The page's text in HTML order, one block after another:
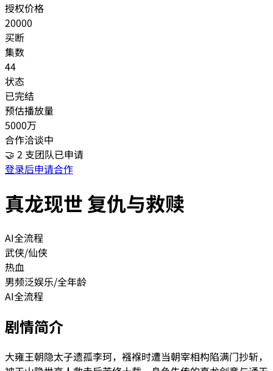
授权价格
20000
买断
集数
44
状态
已完结
预估播放量
5000万
合作洽谈中
🤝 2 支团队已申请
登录后申请合作
真龙现世 复仇与救赎
AI全流程
武侠/仙侠
热血
男频泛娱乐/全年龄
AI全流程
剧情简介
大雍王朝隐太子遗孤李珂，襁褓时遭当朝宰相构陷满门抄斩，